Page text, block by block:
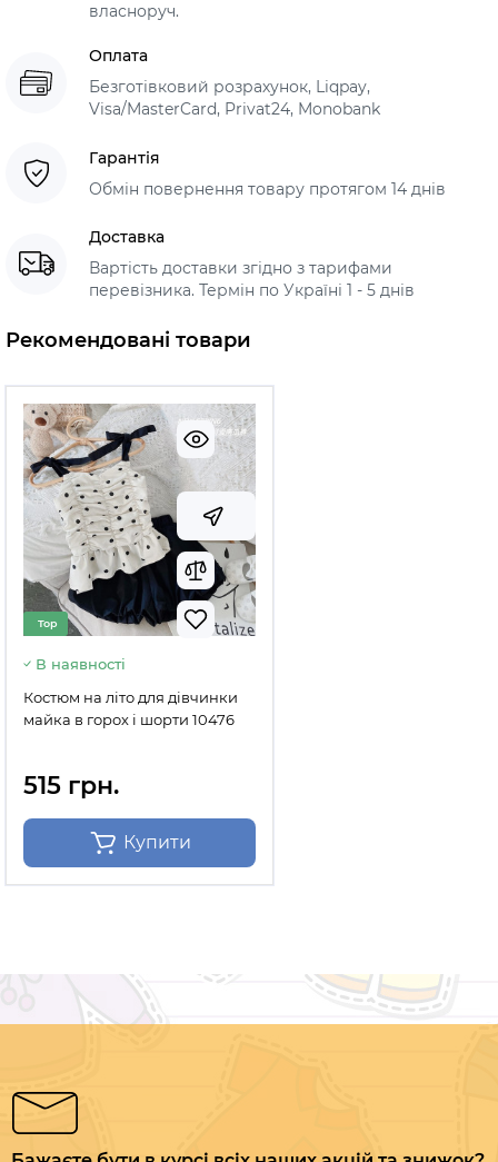
власноруч.
Оплата
Безготівковий розрахунок, Liqpay,
Visa/MasterCard, Privat24, Monobank
Гарантія
Обмін повернення товару протягом 14 днів
Доставка
Вартість доставки згідно з тарифами
перевізника. Термін по Україні 1 - 5 днів
Рекомендовані товари
Top
В наявності
Костюм на літо для дівчинки
майка в горох і шорти 10476
515 грн.
Купити